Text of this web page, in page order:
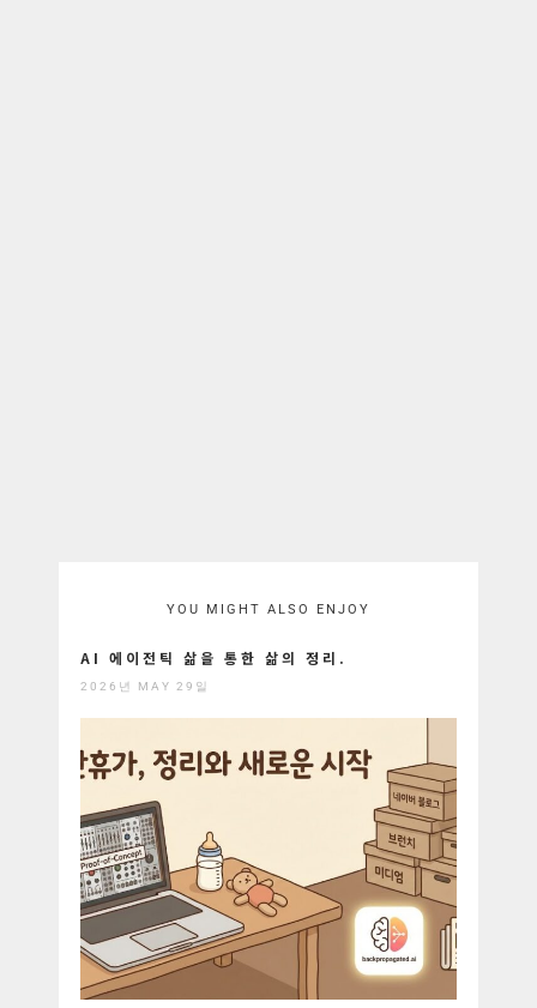
YOU MIGHT ALSO ENJOY
AI 에이전틱 삶을 통한 삶의 정리.
2026년 MAY 29일